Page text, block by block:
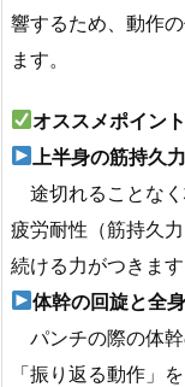
響するため、動作
ます。
オススメポイント
上半身の筋持久
途切れることな
疲労耐性（筋持久
続ける力がつきます
体幹の回旋と全
パンチの際の体
「振り返る動作」